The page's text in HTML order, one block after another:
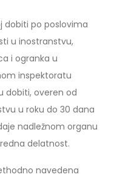
dobiti po poslovima
u inostranstvu,
i ogranka u
inspektoratu
dobiti, overen od
u roku do 30 dana
nadležnom organu
delatnost.
navedena